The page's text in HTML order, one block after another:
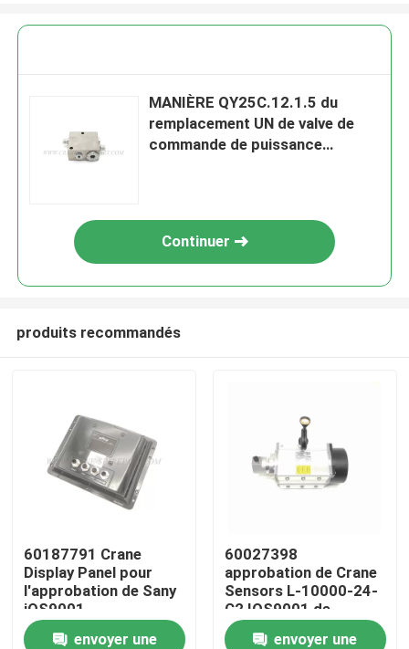
Aperçu
MANIÈRE QY25C.12.1.5 du
remplacement UN de valve de
commande de puissance
Continuer
produits recommandés
60187791 Crane
Display Panel pour
l'approbation de Sany
iOS9001
envoyer une
60027398
approbation de Crane
Sensors L-10000-24-
C2 IOS9001 de
déplacement
envoyer une